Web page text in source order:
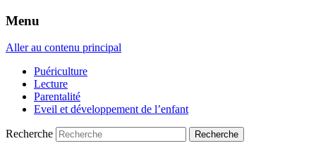
Menu
Aller au contenu principal
Puériculture
Lecture
Parentalité
Eveil et développement de l’enfant
Recherche